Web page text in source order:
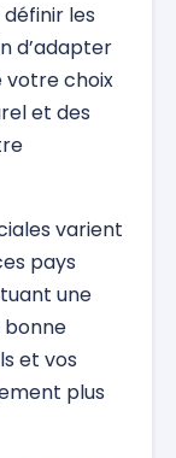
les
d’adapter
votre choix
et des
varient
pays
une
bonne
et vos
plus